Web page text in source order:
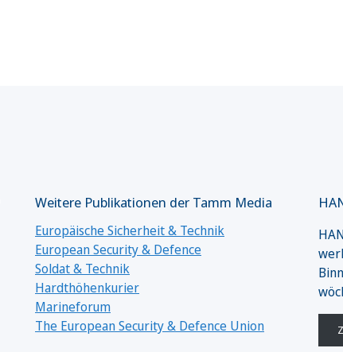
Weitere Publikationen der Tamm Media
Europäische Sicherheit & Technik
European Security & Defence
Soldat & Technik
Hardthöhenkurier
Marineforum
The European Security & Defence Union